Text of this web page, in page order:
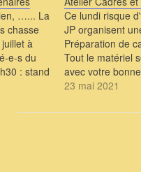
…... La
chasse
à
e-s du
: stand
Ce lundi risque
JP organisent
Préparation de
Tout le matériel
avec votre
bien sympa.
23 mai 2021